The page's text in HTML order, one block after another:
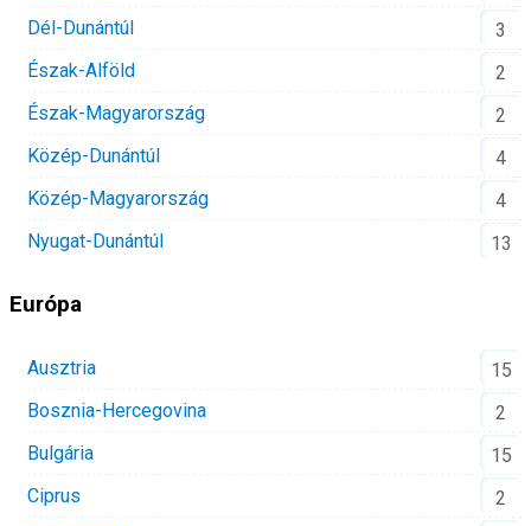
Dél-Dunántúl
3
Észak-Alföld
2
Észak-Magyarország
2
Közép-Dunántúl
4
Közép-Magyarország
4
Nyugat-Dunántúl
13
Európa
Ausztria
15
Bosznia-Hercegovina
2
Bulgária
15
Ciprus
2